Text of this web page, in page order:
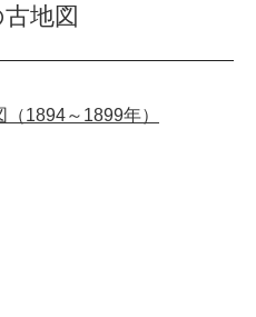
地図
1894～1899年）